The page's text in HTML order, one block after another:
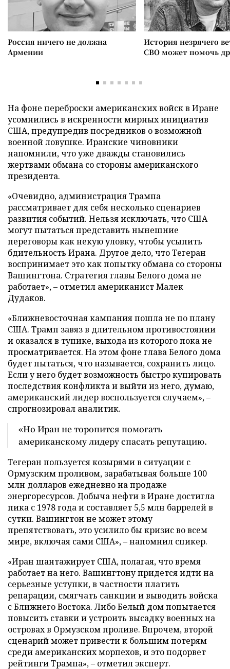
Россия ничего не должна
Армении
История незрячего
СВО может помочь
На фоне переброски американских войск в Иране
усомнились в искренности мирных инициатив
США, предупредив посредников о возможной
военной ловушке. Иранские чиновники
напомнили, что уже дважды становились
жертвами обмана со стороны американского
президента.
«Очевидно, администрация Трампа
рассматривает для себя несколько сценариев
развития событий. Нельзя исключать, что США
могут пытаться представить нынешние
переговоры как некую уловку, чтобы усыпить
бдительность Ирана. Другое дело, что Тегеран
воспринимает это как попытку обмана со стороны
Вашингтона. Стратегия главы Белого дома не
работает», – отметил американист Малек
Дудаков.
«Ближневосточная кампания пошла не по плану
США. Трамп завяз в длительном противостоянии
и оказался в тупике, выхода из которого пока не
просматривается. На этом фоне глава Белого дома
будет пытаться, что называется, сохранить лицо.
Если у него будет возможность быстро купировать
последствия конфликта и выйти из него, думаю,
американский лидер воспользуется случаем», –
спрогнозировал аналитик.
«Но Иран не торопится помогать
американскому лидеру спасать репутацию.
Тегеран пользуется козырями в ситуации с
Ормузским проливом, зарабатывая больше 100
млн долларов ежедневно на продаже
энергоресурсов. Добыча нефти в Иране достигла
пика с 1978 года и составляет 5,5 млн баррелей в
сутки. Вашингтон не может этому
препятствовать, это усилило бы кризис во всем
мире, включая сами США», – напомнил спикер.
«Иран шантажирует США, полагая, что время
работает на него. Вашингтону придется идти на
серьезные уступки, в частности платить
репарации, смягчать санкции и выводить войска
с Ближнего Востока. Либо Белый дом попытается
повысить ставки и устроить высадку военных на
островах в Ормузском проливе. Впрочем, второй
сценарий может привести к большим потерям
среди американских морпехов, и это подорвет
рейтинги Трампа», – отметил эксперт.